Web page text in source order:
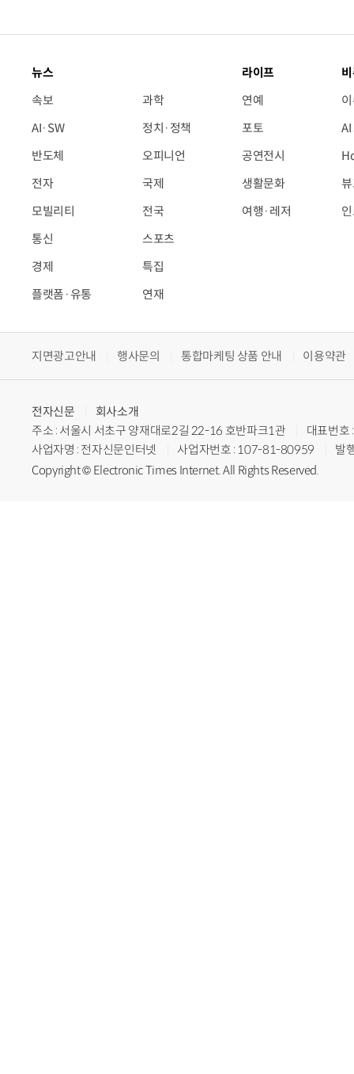
뉴스
속보
AI·SW
반도체
전자
모빌리티
통신
경제
플랫폼·유통
과학
정치·정책
오피니언
국제
전국
스포츠
특집
연재
라이프
연예
포토
공연전시
생활문화
여행·레저
지면광고안내 행사문의 통합마케팅 상품 안내 이용약관
전자신문
회사소개
주소 : 서울시 서초구 양재대로2길 22-16 호반파크1관
대표번
사업자명 : 전자신문인터넷
사업자번호 : 107-81-80959
발
Copyright © Electronic Times Internet. All Rights Reserved.